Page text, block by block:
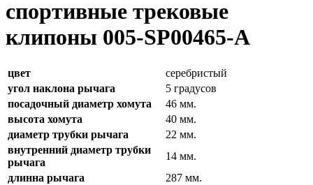
спортивные трековые
клипоны 005-SP00465-A
цвет
серебристый
угол наклона рычага
5 градусов
посадочный диаметр хомута
46 мм.
высота хомута
40 мм.
диаметр трубки рычага
22 мм.
внутренний диаметр трубки
рычага
14 мм.
длинна рычага
287 мм.